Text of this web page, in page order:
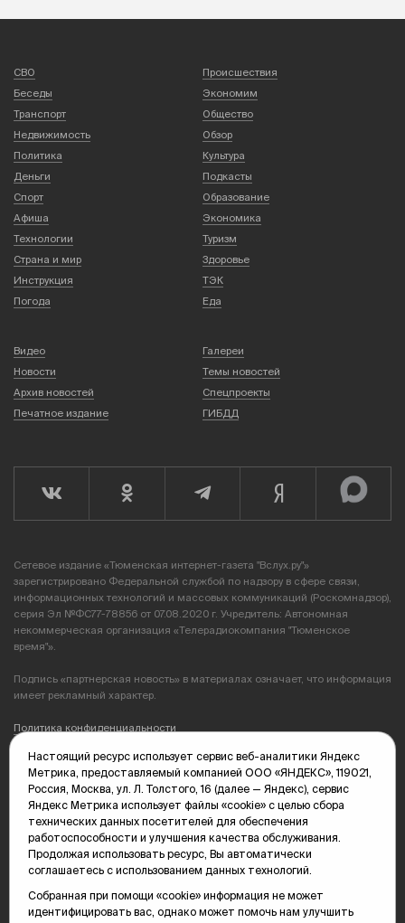
СВО
Происшествия
Беседы
Экономим
Транспорт
Общество
Недвижимость
Обзор
Политика
Культура
Деньги
Подкасты
Спорт
Образование
Афиша
Экономика
Технологии
Туризм
Страна и мир
Здоровье
Инструкция
ТЭК
Погода
Еда
Видео
Галереи
Новости
Темы новостей
Архив новостей
Спецпроекты
Печатное издание
ГИБДД
Сетевое издание «Тюменская интернет-газета "Вслух.ру"»
зарегистрировано Федеральной службой по надзору в сфере связи,
информационных технологий и массовых коммуникаций (Роскомнадзор),
серия Эл №ФС77-78856 от 07.08.2020 г. Учредитель: Автономная
некоммерческая организация «Телерадиокомпания "Тюменское
время"».
Подпись «партнерская новость» в материалах означает, что информация
имеет рекламный характер.
Политика конфиденциальности
Редакция: 625035, Тюмень, пр. Геологоразведчиков, 28А
(3452) 68-89-05
edit@vsluh.ru
Главный редактор: Панкина Т.Ю.
kika@vsluh.ru
По вопросам рекламы:
(3452) 68-89-78
kotovaev@sibinformburo.ru
Настоящий ресурс использует сервис веб-аналитики Яндекс
Метрика, предоставляемый компанией ООО «ЯНДЕКС», 119021,
Россия, Москва, ул. Л. Толстого, 16 (далее — Яндекс), сервис
Яндекс Метрика использует файлы «cookie» с целью сбора
технических данных посетителей для обеспечения
работоспособности и улучшения качества обслуживания.
Продолжая использовать ресурс, Вы автоматически
соглашаетесь с использованием данных технологий.
Собранная при помощи «cookie» информация не может
идентифицировать вас, однако может помочь нам улучшить